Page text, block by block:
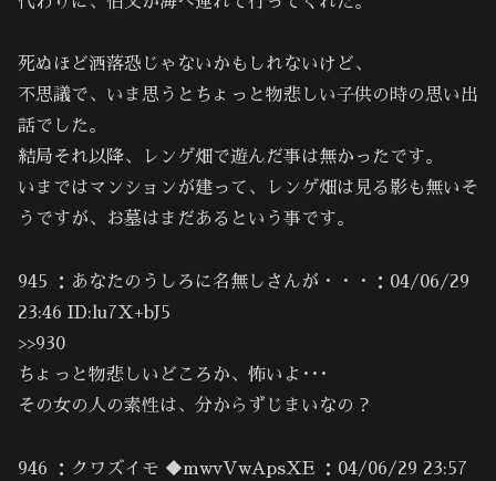
死ぬほど洒落恐じゃないかもしれないけど、
不思議で、いま思うとちょっと物悲しい子供の時の思い出
話でした。
結局それ以降、レンゲ畑で遊んだ事は無かったです。
いまではマンションが建って、レンゲ畑は見る影も無いそ
うですが、お墓はまだあるという事です。
945 ：あなたのうしろに名無しさんが・・・：04/06/29
23:46 ID:lu7X+bJ5
>>930
ちょっと物悲しいどころか、怖いよ･･･
その女の人の素性は、分からずじまいなの？
946 ：クワズイモ ◆mwvVwApsXE ：04/06/29 23:57